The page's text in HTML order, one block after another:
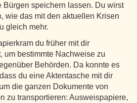
Bürgen speichern lassen. Du wirst
wie das mit den aktuellen Krisen
gleich mehr.
du früher mit dir
um bestimmte Nachweise zu
Behörden. Da konnte es
du eine Aktentasche mit dir
die ganzen Dokumente von
zu transportieren: Ausweispapiere,